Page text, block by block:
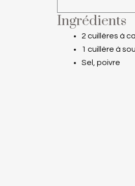
Ingrédients
2 cuillères à
1 cuillère à
Sel, poivre